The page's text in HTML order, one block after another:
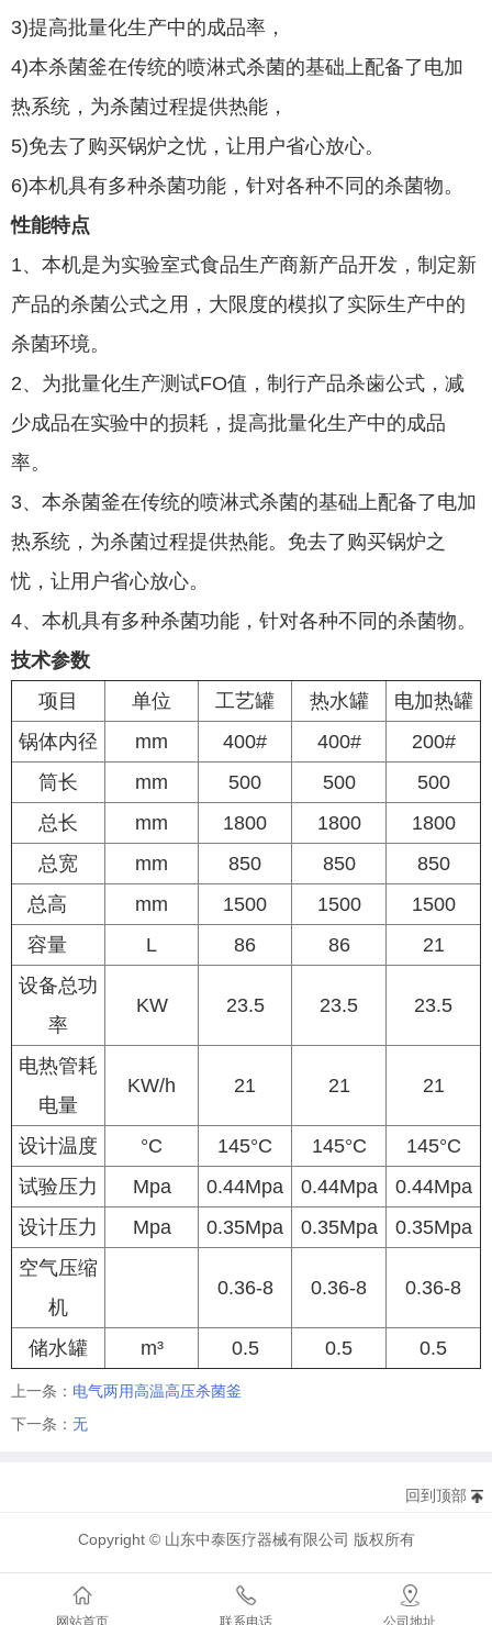
3)提高批量化生产中的成品率，
4)本杀菌釜在传统的喷淋式杀菌的基础上配备了电加
热系统，为杀菌过程提供热能，
5)免去了购买锅炉之忧，让用户省心放心。
6)本机具有多种杀菌功能，针对各种不同的杀菌物。
性能特点
1、本机是为实验室式食品生产商新产品开发，制定新
产品的杀菌公式之用，大限度的模拟了实际生产中的
杀菌环境。
2、为批量化生产测试FO值，制行产品杀歯公式，减
少成品在实验中的损耗，提高批量化生产中的成品
率。
3、本杀菌釜在传统的喷淋式杀菌的基础上配备了电加
热系统，为杀菌过程提供热能。免去了购买锅炉之
忧，让用户省心放心。
4、本机具有多种杀菌功能，针对各种不同的杀菌物。
技术参数
项目
单位 工艺罐 热水罐
电加热罐
锅体内径
mm 400# 400#
200#
筒长
mm 500 500
500
总长
mm 1800 1800
1800
总宽
mm 850 850
850
总高
mm 1500 1500
1500
容量
L 86 86
21
设备总功
率
KW 23.5 23.5 23.5
电热管耗
电量
KW/h 21 21 21
设计温度 °C 145°C 145°C
145°C
试验压力
Mpa 0.44Mpa 0.44Mpa
0.44Mpa
设计压力
Mpa 0.35Mpa 0.35Mpa
0.35Mpa
空气压缩
机
0.36-8 0.36-8 0.36-8
储水罐 m³ 0.5 0.5 0.5
上一条： 电气两用高温高压杀菌釜
下一条： 无
网站首页 联系电话 公司地址
回到顶部
Copyright © 山东中泰医疗器械有限公司 版权所有